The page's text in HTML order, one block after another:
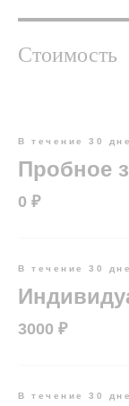
Стоимость
В течение 30
Пробное
0 ₽
В течение 30
3000 ₽
В течение 30